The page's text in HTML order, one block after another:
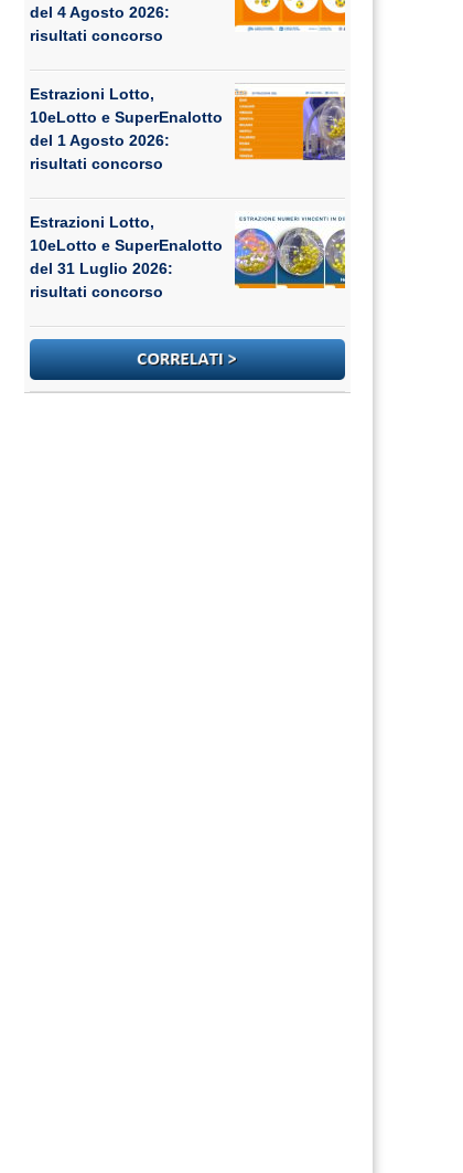
del 4 Agosto 2026:
risultati concorso
Estrazioni Lotto,
10eLotto e SuperEnalotto
del 1 Agosto 2026:
risultati concorso
Estrazioni Lotto,
10eLotto e SuperEnalotto
del 31 Luglio 2026:
risultati concorso